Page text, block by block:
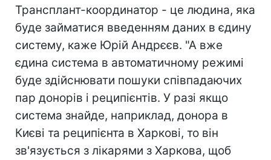
Трансплант-координатор - це людина, яка
буде займатися введенням даних в єдину
систему, каже Юрій Андрєєв. "А вже
єдина система в автоматичному режимі
буде здійснювати пошуки співпадаючих
пар донорів і реципієнтів. У разі якщо
система знайде, наприклад, донора в
Києві та реципієнта в Харкові, то він
зв'язується з лікарями з Харкова, щоб